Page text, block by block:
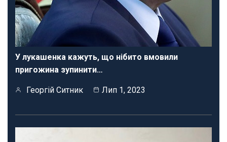
У лукашенка кажуть, що нібито вмовили
пригожина зупинити…
Георгій Ситник Лип 1, 2023